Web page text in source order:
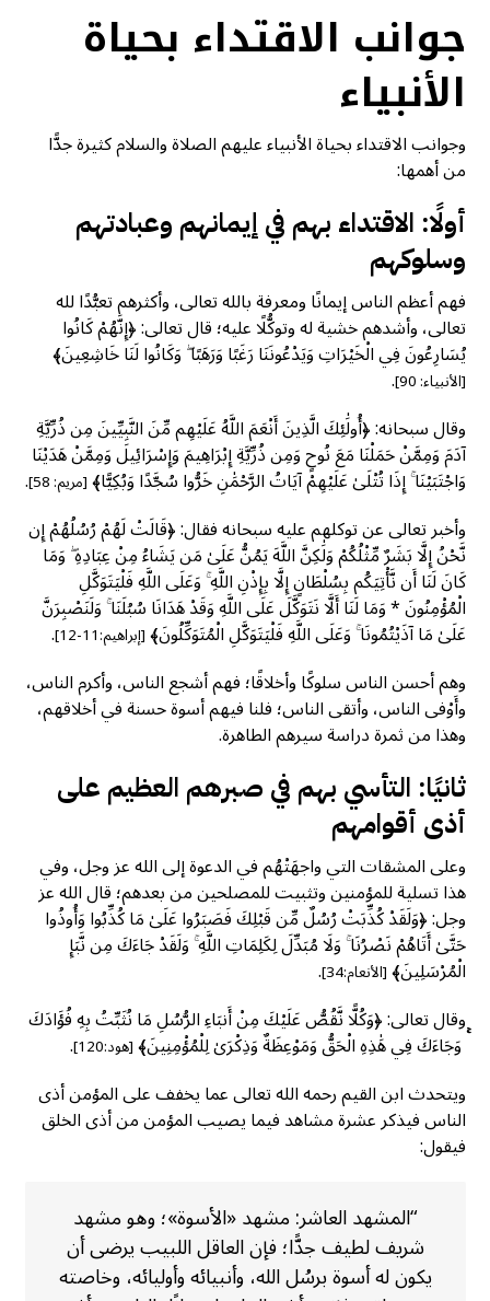
جوانب الاقتداء بحياة
الأنبياء
وجوانب الاقتداء بحياة الأنبياء عليهم الصلاة والسلام كثيرة جدًّا
من أهمها:
أولًا: الاقتداء بهم في إيمانهم وعبادتهم
وسلوكهم
فهم أعظم الناس إيمانًا ومعرفة بالله تعالى، وأكثرهم تعبُّدًا لله
تعالى، وأشدهم خشية له وتوكُّلًا عليه؛ قال تعالى: ﴿إِنَّهُمْ كَانُوا
يُسَارِعُونَ فِي الْخَيْرَاتِ وَيَدْعُونَنَا رَغَبًا وَرَهَبًا ۖ وَكَانُوا لَنَا خَاشِعِينَ﴾
[الأنبياء: 90]
.
وقال سبحانه: ﴿أُولَٰئِكَ الَّذِينَ أَنْعَمَ اللَّهُ عَلَيْهِم مِّنَ النَّبِيِّينَ مِن ذُرِّيَّةِ
آدَمَ وَمِمَّنْ حَمَلْنَا مَعَ نُوحٍ وَمِن ذُرِّيَّةِ إِبْرَاهِيمَ وَإِسْرَائِيلَ وَمِمَّنْ هَدَيْنَا
وَاجْتَبَيْنَا ۚ إِذَا تُتْلَىٰ عَلَيْهِمْ آيَاتُ الرَّحْمَٰنِ خَرُّوا سُجَّدًا وَبُكِيًّا﴾[مريم: 58]
.
وأخبر تعالى عن توكلهم عليه سبحانه فقال: ﴿قَالَتْ لَهُمْ رُسُلُهُمْ إِن
نَّحْنُ إِلَّا بَشَرٌ مِّثْلُكُمْ وَلَٰكِنَّ اللَّهَ يَمُنُّ عَلَىٰ مَن يَشَاءُ مِنْ عِبَادِهِ ۖ وَمَا
كَانَ لَنَا أَن نَّأْتِيَكُم بِسُلْطَانٍ إِلَّا بِإِذْنِ اللَّهِ ۚ وَعَلَى اللَّهِ فَلْيَتَوَكَّلِ
الْمُؤْمِنُونَ * وَمَا لَنَا أَلَّا نَتَوَكَّلَ عَلَى اللَّهِ وَقَدْ هَدَانَا سُبُلَنَا ۚ وَلَنَصْبِرَنَّ
عَلَىٰ مَا آذَيْتُمُونَا ۚ وَعَلَى اللَّهِ فَلْيَتَوَكَّلِ الْمُتَوَكِّلُونَ﴾[إبراهيم:11-12]
.
وهم أحسن الناس سلوكًا وأخلاقًا؛ فهم أشجع الناس، وأكرم الناس،
وأَوْفى الناس، وأتقى الناس؛ فلنا فيهم أسوة حسنة في أخلاقهم،
وهذا من ثمرة دراسة سيرهم الطاهرة.
ثانيًا: التأسي بهم في صبرهم العظيم على
أذى أقوامهم
وعلى المشقات التي واجهَتْهُم في الدعوة إلى الله عز وجل، وفي
هذا تسلية للمؤمنين وتثبيت للمصلحين من بعدهم؛ قال الله عز
وجل: ﴿وَلَقَدْ كُذِّبَتْ رُسُلٌ مِّن قَبْلِكَ فَصَبَرُوا عَلَىٰ مَا كُذِّبُوا وَأُوذُوا
حَتَّىٰ أَتَاهُمْ نَصْرُنَا ۚ وَلَا مُبَدِّلَ لِكَلِمَاتِ اللَّهِ ۚ وَلَقَدْ جَاءَكَ مِن نَّبَإِ
الْمُرْسَلِينَ﴾[الأنعام:34]
.
وقال تعالى: ﴿وَكُلًّا نَّقُصُّ عَلَيْكَ مِنْ أَنبَاءِ الرُّسُلِ مَا نُثَبِّتُ بِهِ فُؤَادَكَ
ۚ وَجَاءَكَ فِي هَٰذِهِ الْحَقُّ وَمَوْعِظَةٌ وَذِكْرَىٰ لِلْمُؤْمِنِينَ﴾[هود:120]
.
ويتحدث ابن القيم رحمه الله تعالى عما يخفف على المؤمن أذى
الناس فيذكر عشرة مشاهد فيما يصيب المؤمن من أذى الخلق
فيقول:
“المشهد العاشر: مشهد «الأسوة»؛ وهو مشهد
شريف لطيف جدًّا؛ فإن العاقل اللبيب يرضى أن
يكون له أسوة برسُل الله، وأنبيائه وأوليائه، وخاصته